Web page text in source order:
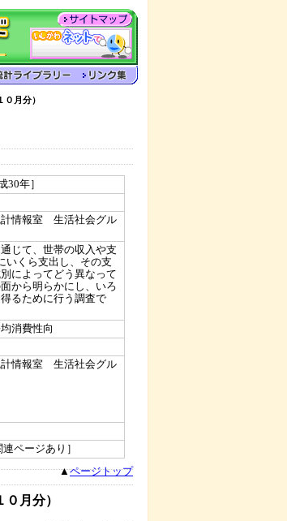
月分）
30年］
情報室 生活社会グル
じて、世帯の収入や支
いくら支出し、その支
によってどう異なって
から明らかにし、いろ
るために行う調査で
消費性向
情報室 生活社会グル
連ページあり］
▲ページトップ
月分）